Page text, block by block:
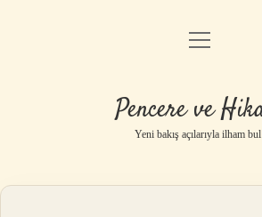
Anasayfa
Yasal Uyarı
menüyü
Pencere ve
Yeni bakış açılarıyla ilham